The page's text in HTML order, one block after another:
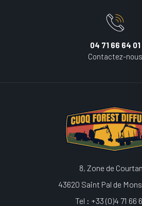
04 71 66 64 01
Contactez-nous
8, Zone de
43620 Saint Pal de
Tel : +33 (0)4 71 66